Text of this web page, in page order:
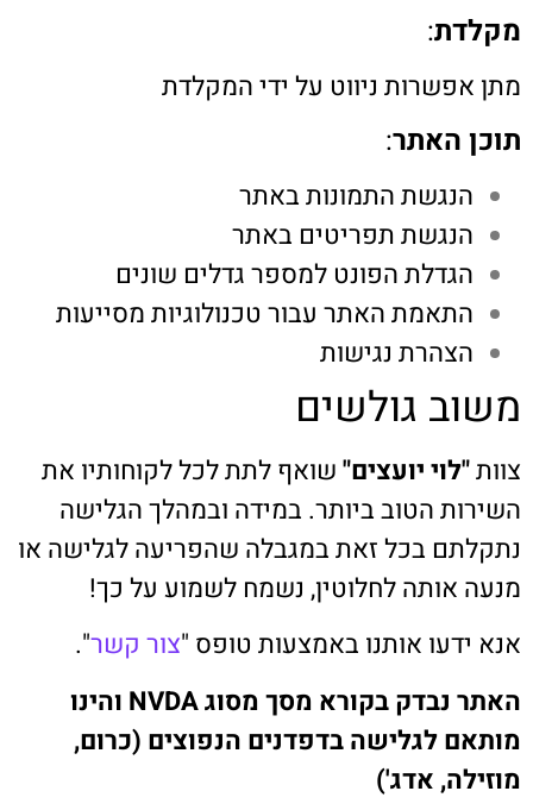
מקלדת:
מתן אפשרות ניווט על ידי המקלדת
תוכן האתר:
הנגשת התמונות באתר
הנגשת תפריטים באתר
הגדלת הפונט למספר גדלים שונים
התאמת האתר עבור טכנולוגיות מסייעות
הצהרת נגישות
משוב גולשים
צוות"לוי יועצים"שואף לתת לכל לקוחותיו את
השירות הטוב ביותר. במידה ובמהלך הגלישה
נתקלתם בכל זאת במגבלה שהפריעה לגלישה או
מנעה אותה לחלוטין, נשמח לשמוע על כך!
אנא ידעו אותנו באמצעות טופס "צור קשר".
האתר נבדק בקורא מסך מסוג NVDA והינו
מותאם לגלישה בדפדנים הנפוצים (כרום,
מוזילה, אדג')